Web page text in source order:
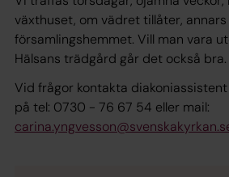
växthuset, om vädret tillåter, annars
församlingshemmet. Vill man vara
Hälsans trädgård går det också bra.
Vid frågor kontakta diakoniassistent
på tel: 0730 - 76 67 54 eller mail: